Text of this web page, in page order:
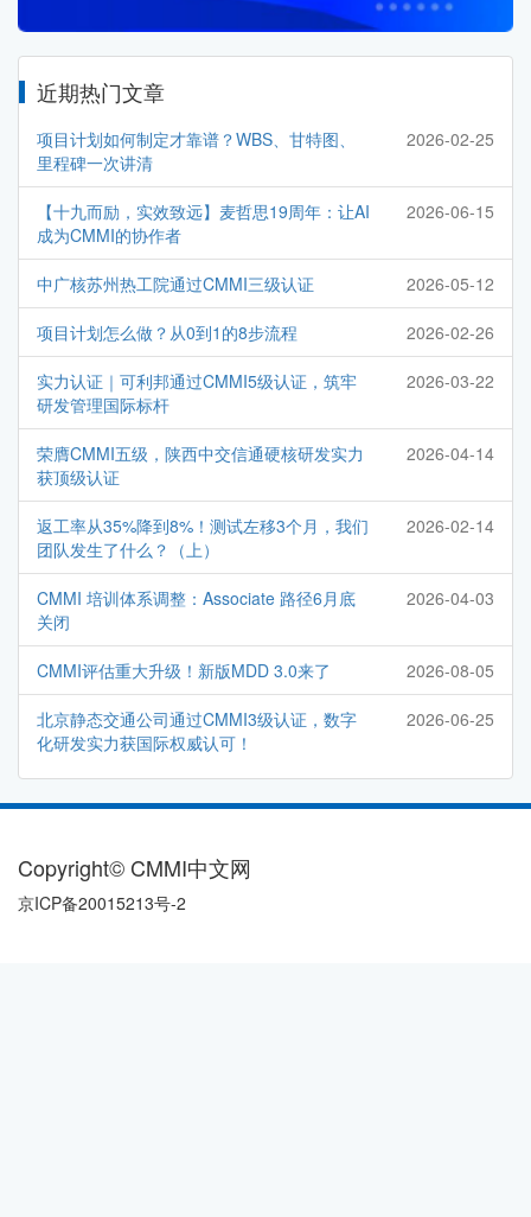
近期热门文章
项目计划如何制定才靠谱？WBS、甘特图、
里程碑一次讲清
2026-02-25
【十九而励，实效致远】麦哲思19周年：让AI
成为CMMI的协作者
2026-06-15
中广核苏州热工院通过CMMI三级认证 2026-05-12
项目计划怎么做？从0到1的8步流程 2026-02-26
实力认证｜可利邦通过CMMI5级认证，筑牢
研发管理国际标杆
2026-03-22
荣膺CMMI五级，陕西中交信通硬核研发实力
获顶级认证
2026-04-14
返工率从35%降到8%！测试左移3个月，我们
团队发生了什么？（上）
2026-02-14
CMMI 培训体系调整：Associate 路径6月底
关闭
2026-04-03
CMMI评估重大升级！新版MDD 3.0来了 2026-08-05
北京静态交通公司通过CMMI3级认证，数字
化研发实力获国际权威认可！
2026-06-25
Copyright© CMMI中文网
京ICP备20015213号-2